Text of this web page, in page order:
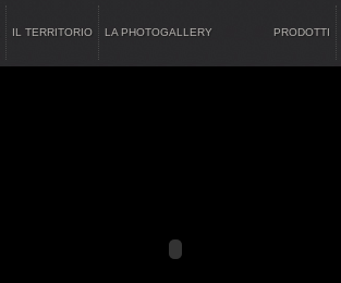
IL TERRITORIO LA PHOTOGALLERY PRODOTTI